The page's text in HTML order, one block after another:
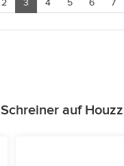
2 3 4 5 6 7
auf